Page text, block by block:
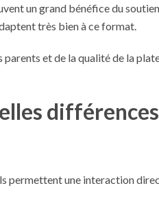
un grand bénéfice du
très bien à ce format.
parents et de la qualité de la
différences
permettent une interaction